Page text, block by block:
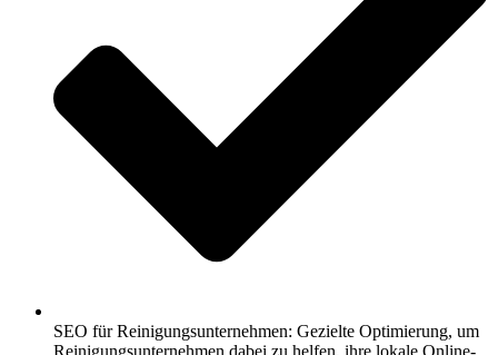
SEO für Reinigungsunternehmen: Gezielte Optimierung, um
Reinigungsunternehmen dabei zu helfen, ihre lokale Online-